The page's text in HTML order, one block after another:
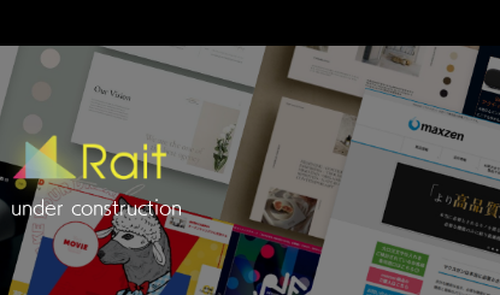
under construction